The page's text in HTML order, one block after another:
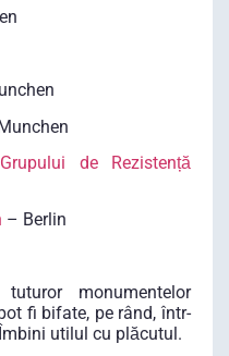
de Rezistență
– Berlin
monumentelor
fi bifate, pe rând, într-
utilul cu plăcutul.